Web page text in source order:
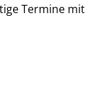
Termine mit